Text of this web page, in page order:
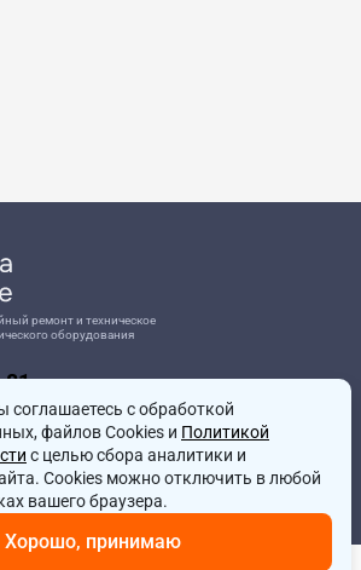
ремонт и техническое
оборудования
81
17:00
Победы, д.204в
соглашаетесь с обработкой
файлов Cookies и Политикой
с целью сбора аналитики и
Cookies можно отключить в любой
вашего браузера.
Хорошо, принимаю